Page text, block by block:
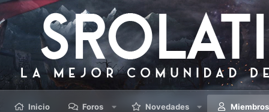
Inicio Foros Novedades Miembros